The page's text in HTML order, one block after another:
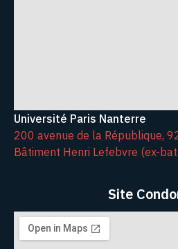
Université Paris Nanterre
200 avenue de la République,
Bâtiment Henri Lefebvre (ex-
Site